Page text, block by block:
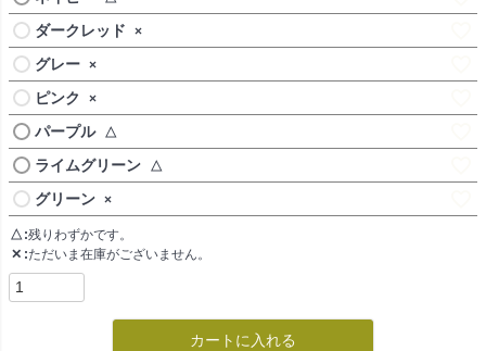
ダークレッド ×
グレー ×
ピンク ×
パープル △
ライムグリーン △
グリーン ×
△ 残りわずかです。
✕ ただいま在庫がございません。
カートに入れる